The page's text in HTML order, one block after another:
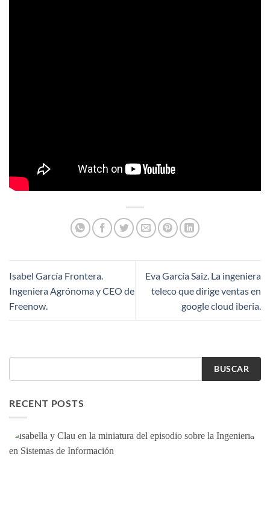
Isabel García Frontera.
Ingeniera Agrónoma y CEO de
Freenow.
Eva García Saiz. La ingeniera
teleco que dirige ventas en
google cloud iberia.
BUSCAR
RECENT POSTS